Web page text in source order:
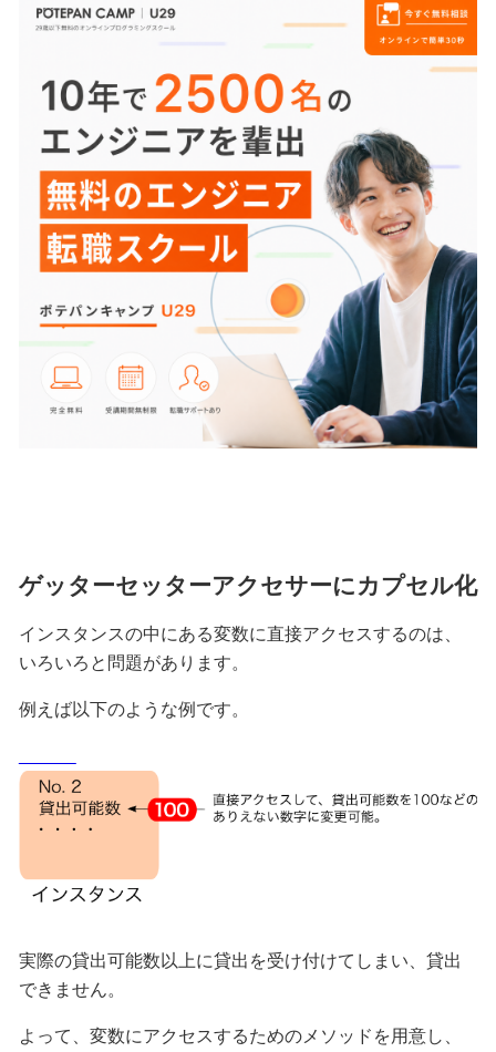
ゲッターセッターアクセサーにカプセル化
インスタンスの中にある変数に直接アクセスするのは、
いろいろと問題があります。
例えば以下のような例です。
実際の貸出可能数以上に貸出を受け付けてしまい、貸出
できません。
よって、変数にアクセスするためのメソッドを用意し、